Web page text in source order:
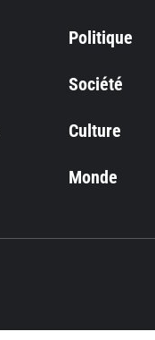
Politique
Société
Culture
Monde